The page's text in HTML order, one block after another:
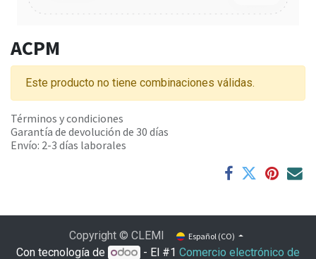
ACPM
Este producto no tiene combinaciones válidas.
Términos y condiciones
Garantía de devolución de 30 días
Envío: 2-3 días laborales
Copyright © CLEMI Español (CO)
Con tecnología de - El #1Comercio electrónico de